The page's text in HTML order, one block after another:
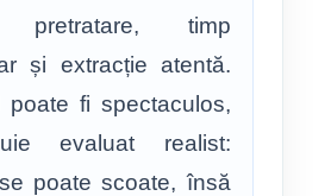
pretratare, timp
și extracție atentă.
poate fi spectaculos,
evaluat realist:
poate scoate, însă